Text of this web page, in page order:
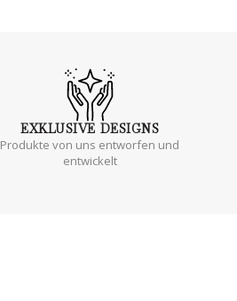
EXKLUSIVE DESIGNS
Produkte von uns entworfen und
entwickelt